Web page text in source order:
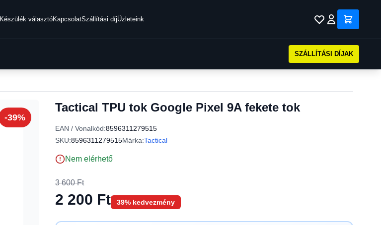
Készülék választóKapcsolatSzállítási díjÜzleteink
SZÁLLÍTÁSI DÍJAK
-39%
Tactical TPU tok Google Pixel 9A fekete tok
EAN / Vonalkód:8596311279515
SKU:8596311279515Márka:Tactical
Nem elérhető
3 600 Ft
2 200 Ft 39% kedvezmény